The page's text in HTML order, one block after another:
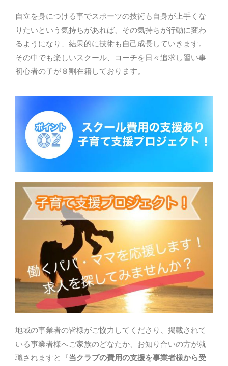
自立を身につける事でスポーツの技術も自身が上手くな
りたいという気持ちがあれば、その気持ちが行動に変わ
るようになり、結果的に技術も自己成長していきます。
その中でも楽しいスクール、コーチを日々追求し習い事
初心者の子が８割在籍しております。
地域の事業者の皆様がご協力してくださり、掲載されて
いる事業者様へご家族のどなたか、お知り合いの方が就
職されますと『当クラブの費用の支援を事業者様から受